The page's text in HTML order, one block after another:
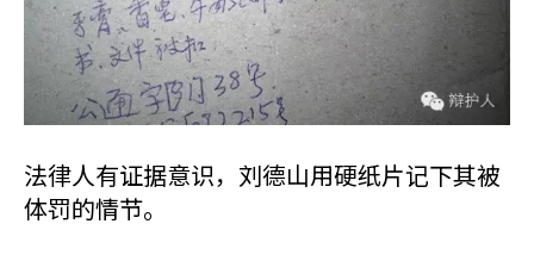
法律人有证据意识，刘德山用硬纸片记下其被
体罚的情节。